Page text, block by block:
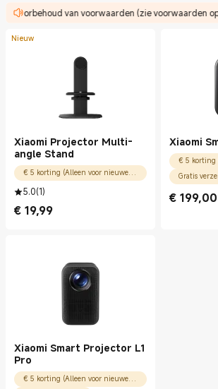
voorbehoud van voorwaarden (zie voorwaarden op
Nieuw
Xiaomi Projector Multi-
angle Stand
€ 5 korting (Alleen voor nieuwe gebruikers)
5.0(1)
€ 19,99
Current Price € 19.99
Xiaomi
Gratis
€ 199,00
Current Price
Marktprijs €
Xiaomi Smart Projector L1
Pro
€ 5 korting (Alleen voor nieuwe gebruikers)